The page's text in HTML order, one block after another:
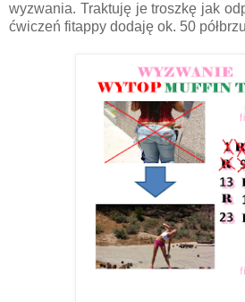
wyzwania. Traktuję je troszkę jak
ćwiczeń fitappy dodaję ok. 50